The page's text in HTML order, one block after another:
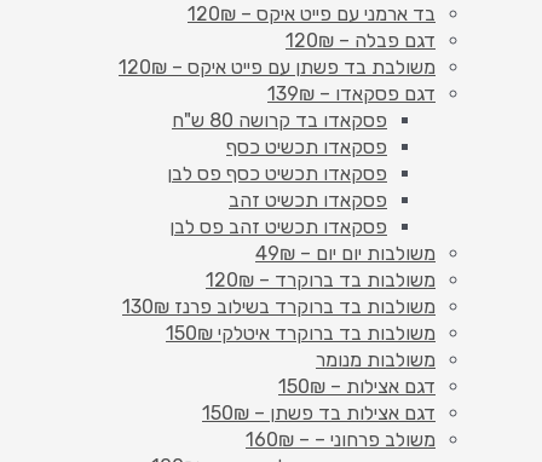
בד ארמני עם פייט איקס – 120₪
דגם פבלה – 120₪
משולבת בד פשתן עם פייט איקס – 120₪
דגם פסקאדו – 139₪
פסקאדו בד קרושה 80 ש"ח
פסקאדו תכשיט כסף
פסקאדו תכשיט כסף פס לבן
פסקאדו תכשיט זהב
פסקאדו תכשיט זהב פס לבן
משולבות יום יום – 49₪
משולבות בד ברוקרד – 120₪
משולבות בד ברוקרד בשילוב פרנז 130₪
משולבות בד ברוקרד איטלקי 150₪
משולבות מנומר
דגם אצילות – 150₪
דגם אצילות בד פשתן – 150₪
משולב פרחוני – – 160₪